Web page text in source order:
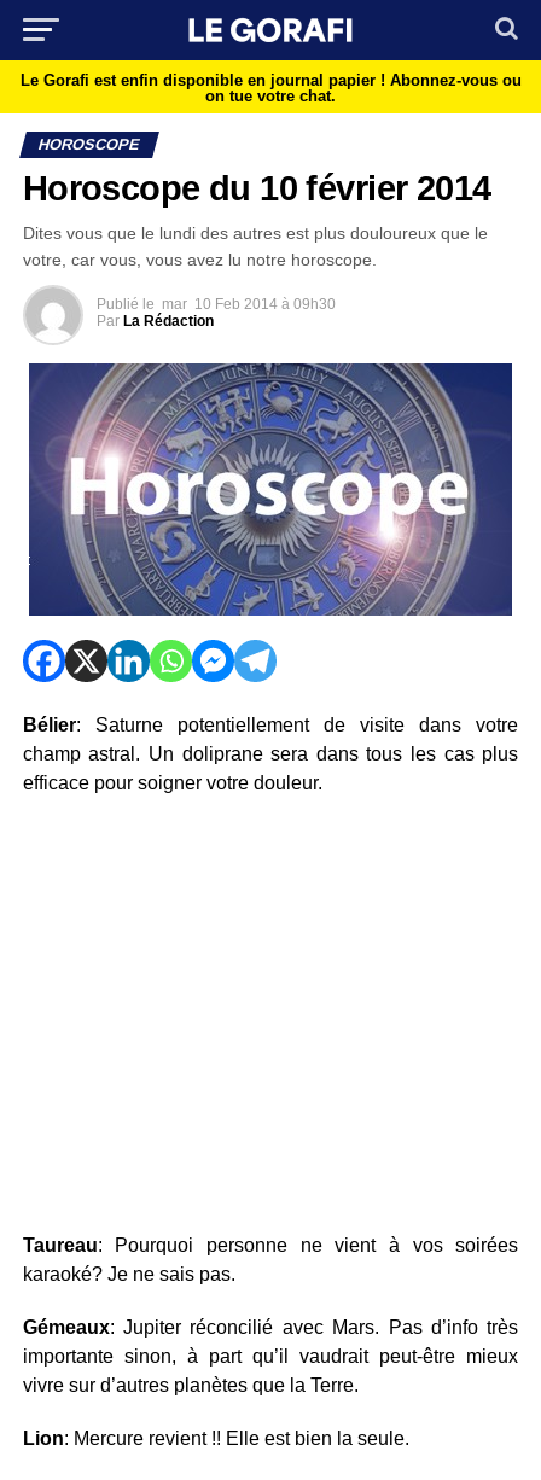
Le Gorafi est enfin disponible en journal papier ! Abonnez-vous ou
on tue votre chat.
HOROSCOPE
Horoscope du 10 février 2014
Dites vous que le lundi des autres est plus douloureux que le
votre, car vous, vous avez lu notre horoscope.
Publié le mar 10 Feb 2014 à 09h30
Par La Rédaction
Bélier: Saturne potentiellement de visite dans votre
champ astral. Un doliprane sera dans tous les cas plus
efficace pour soigner votre douleur.
Taureau: Pourquoi personne ne vient à vos soirées
karaoké? Je ne sais pas.
Gémeaux: Jupiter réconcilié avec Mars. Pas d’info très
importante sinon, à part qu’il vaudrait peut-être mieux
vivre sur d’autres planètes que la Terre.
Lion: Mercure revient !! Elle est bien la seule.